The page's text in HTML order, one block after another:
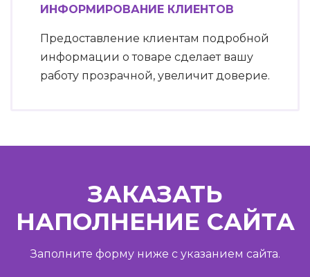
ИНФОРМИРОВАНИЕ КЛИЕНТОВ
Предоставление клиентам подробной
информации о товаре сделает вашу
работу прозрачной, увеличит доверие.
ЗАКАЗАТЬ
НАПОЛНЕНИЕ САЙТА
Заполните форму ниже с указанием сайта.